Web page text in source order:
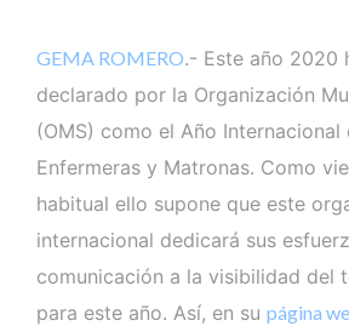
GEMA ROMERO.- Este año 2020
declarado por la Organización
(OMS) como el Año Internacional
Enfermeras y Matronas. Como
habitual ello supone que este
internacional dedicará sus
comunicación a la visibilidad del
para este año. Así, en su página